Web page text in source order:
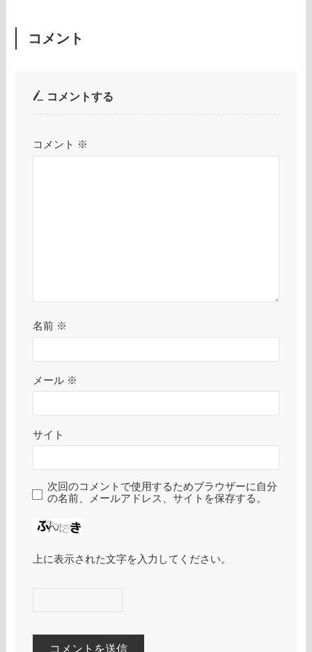
コメント
コメントする
コメント ※
名前 ※
メール ※
サイト
次回のコメントで使用するためブラウザーに自分
の名前、メールアドレス、サイトを保存する。
上に表示された文字を入力してください。